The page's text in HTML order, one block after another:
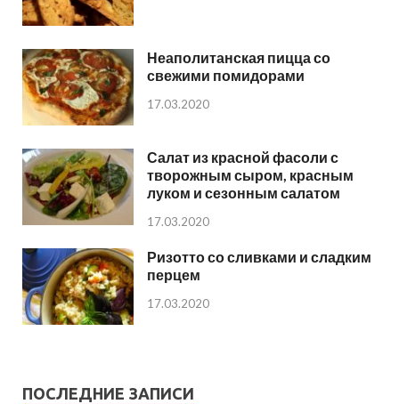
Неаполитанская пицца со
свежими помидорами
17.03.2020
Салат из красной фасоли с
творожным сыром, красным
луком и сезонным салатом
17.03.2020
Ризотто со сливками и сладким
перцем
17.03.2020
ПОСЛЕДНИЕ ЗАПИСИ